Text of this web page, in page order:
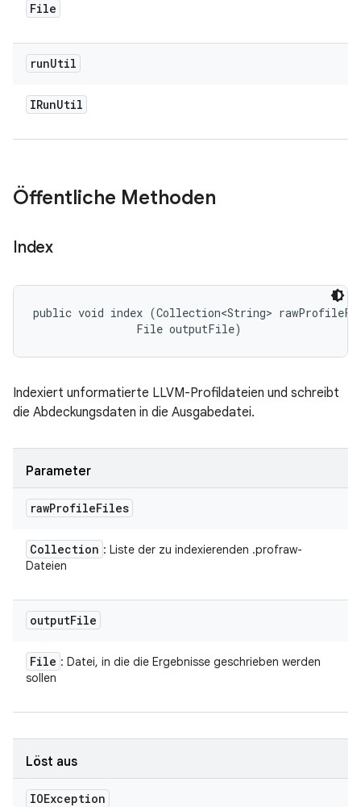
File
runUtil
IRunUtil
Öffentliche Methoden
Index
public void index (Collection<String>
                File outputFile)
Indexiert unformatierte LLVM-Profildateien und schreibt
die Abdeckungsdaten in die Ausgabedatei.
Parameter
rawProfileFiles
Collection : Liste der zu indexierenden .profraw-
Dateien
outputFile
File : Datei, in die die Ergebnisse geschrieben werden
sollen
Löst aus
IOException